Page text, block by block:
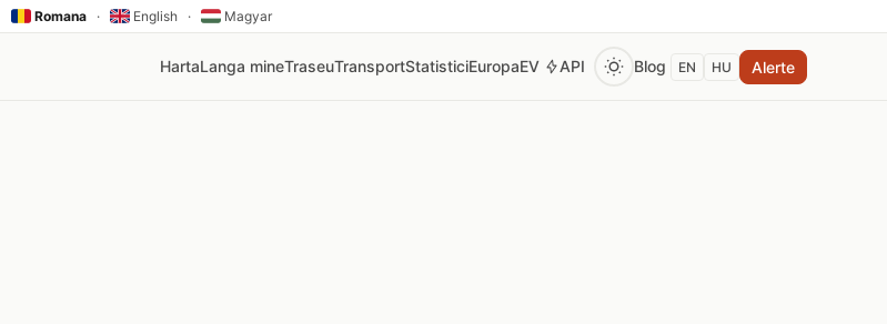
Romana · English · Magyar
HartaLanga mineTraseuTransportStatisticiEuropaEV API Blog EN HU Alerte